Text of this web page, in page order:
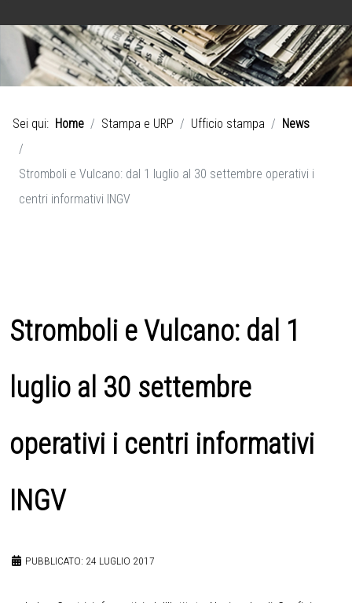
Sei qui: Home Stampa e URP Ufficio stampa News
Stromboli e Vulcano: dal 1 luglio al 30 settembre operativi i
centri informativi INGV
Stromboli e Vulcano: dal 1
luglio al 30 settembre
operativi i centri informativi
INGV
PUBBLICATO: 24 LUGLIO 2017